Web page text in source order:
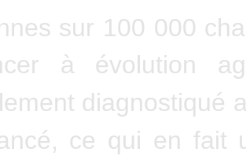
sur 100 000
à évolution
diagnostiqué
ce qui en fait